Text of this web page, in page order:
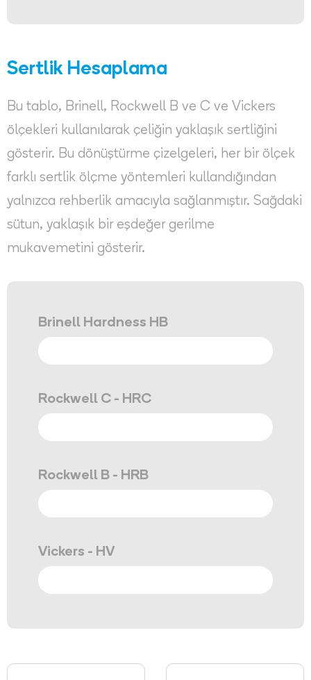
Sertlik Hesaplama
Bu tablo, Brinell, Rockwell B ve C ve Vickers
ölçekleri kullanılarak çeliğin yaklaşık sertliğini
gösterir. Bu dönüştürme çizelgeleri, her bir ölçek
farklı sertlik ölçme yöntemleri kullandığından
yalnızca rehberlik amacıyla sağlanmıştır. Sağdaki
sütun, yaklaşık bir eşdeğer gerilme
mukavemetini gösterir.
Brinell Hardness HB
Rockwell C - HRC
Rockwell B - HRB
Vickers - HV